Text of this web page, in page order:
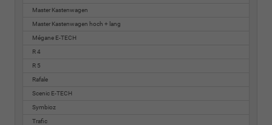
Master Kastenwagen
Master Kastenwagen hoch + lang
Mégane E-TECH
R 4
R 5
Rafale
Scenic E-TECH
Symbioz
Trafic